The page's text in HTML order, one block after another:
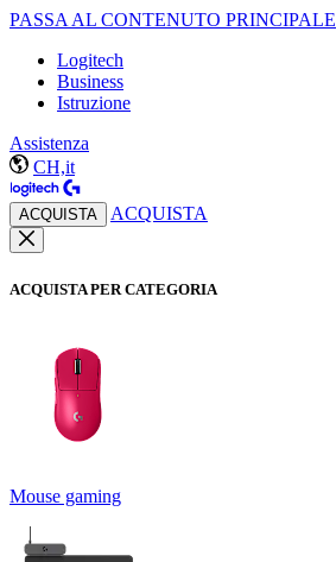
PASSA AL CONTENUTO PRINCIPALE
Logitech
Business
Istruzione
Assistenza
CH,it
ACQUISTA ACQUISTA
ACQUISTA PER CATEGORIA
Mouse gaming